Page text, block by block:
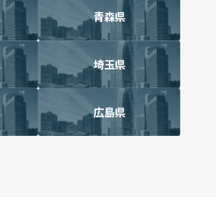
青森県
埼玉県
広島県